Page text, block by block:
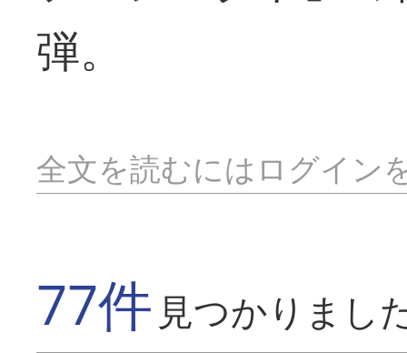
弾。
全文を読むにはログイン
77件 見つかりまし